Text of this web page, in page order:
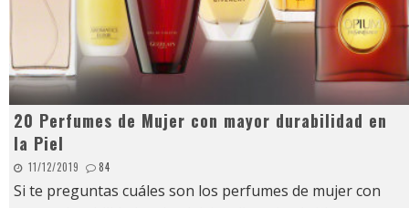
20 Perfumes de Mujer con mayor durabilidad en
la Piel
11/12/2019 84
Si te preguntas cuáles son los perfumes de mujer con